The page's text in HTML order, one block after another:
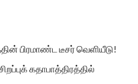
பிரமாண்ட டீசர் வெளியீடு!
கதாபாத்திரத்தில்